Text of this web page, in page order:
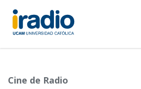
Pasar
contenido
principal
Cine de Radio